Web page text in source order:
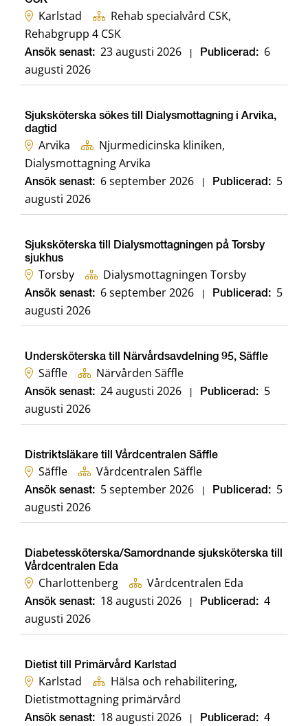
Karlstad
Rehab specialvård CSK,
Rehabgrupp 4 CSK
Ansök senast: 23 augusti 2026 Publicerad: 6
augusti 2026
Sjuksköterska sökes till Dialysmottagning i Arvika,
dagtid
Arvika
Njurmedicinska kliniken,
Dialysmottagning Arvika
Ansök senast: 6 september 2026 Publicerad: 5
augusti 2026
Sjuksköterska till Dialysmottagningen på Torsby
sjukhus
Torsby Dialysmottagningen Torsby
Ansök senast: 6 september 2026 Publicerad: 5
augusti 2026
Undersköterska till Närvårdsavdelning 95, Säffle
Säffle Närvården Säffle
Ansök senast: 24 augusti 2026 Publicerad: 5
augusti 2026
Distriktsläkare till Vårdcentralen Säffle
Säffle Vårdcentralen Säffle
Ansök senast: 5 september 2026 Publicerad: 5
augusti 2026
Diabetessköterska/Samordnande sjuksköterska till
Vårdcentralen Eda
Charlottenberg Vårdcentralen Eda
Ansök senast: 18 augusti 2026 Publicerad: 4
augusti 2026
Dietist till Primärvård Karlstad
Karlstad
Hälsa och rehabilitering,
Dietistmottagning primärvård
Ansök senast: 18 augusti 2026 Publicerad: 4